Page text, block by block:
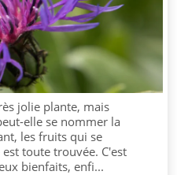
jolie plante, mais
elle se nommer la
les fruits qui se
toute trouvée. C'est
bienfaits, enfi...